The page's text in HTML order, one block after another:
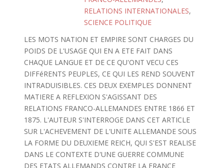
RELATIONS INTERNATIONALES,
SCIENCE POLITIQUE
LES MOTS NATION ET EMPIRE SONT CHARGES DU
POIDS DE L'USAGE QUI EN A ETE FAIT DANS
CHAQUE LANGUE ET DE CE QU'ONT VECU CES
DIFFéRENTS PEUPLES, CE QUI LES REND SOUVENT
INTRADUISIBLES. CES DEUX EXEMPLES DONNENT
MATIERE A REFLEXION S'AGISSANT DES
RELATIONS FRANCO-ALLEMANDES ENTRE 1866 ET
1875. L'AUTEUR S'INTERROGE DANS CET ARTICLE
SUR L'ACHEVEMENT DE L'UNITE ALLEMANDE SOUS
LA FORME DU DEUXIEME REICH, QUI S'EST REALISE
DANS LE CONTEXTE D'UNE GUERRE COMMUNE
DES ETATS ALLEMANDS CONTRE LA FRANCE